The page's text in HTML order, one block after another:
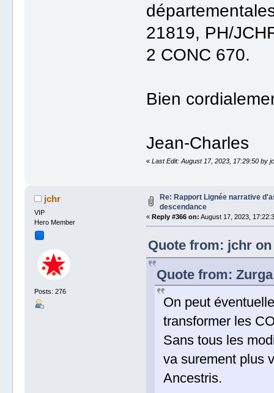
21819, PH/
2 CONC 670.
Bien
Jean-Charles
«Last Edit: August 17, 2023, 17:29:50 by
jchr
VIP
Hero Member
Posts: 276
Re: Rapport Lignée narrative
descendance
«Reply #366 on: August 17, 2023,
Quote from: jchr on
Quote from:
On peut
transformer les
Sans tous les
va surement plus
Ancestris.